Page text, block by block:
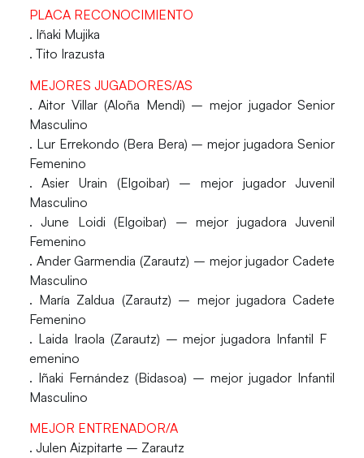
PLACA RECONOCIMIENTO
. Iñaki Mujika
. Tito Irazusta
MEJORES JUGADORES/AS
. Aitor Villar (Aloña Mendi) – mejor jugador Senior
Masculino
. Lur Errekondo (Bera Bera) – mejor jugadora Senior
Femenino
. Asier Urain (Elgoibar) – mejor jugador Juvenil
Masculino
. June Loidi (Elgoibar) – mejor jugadora Juvenil
Femenino
. Ander Garmendia (Zarautz) – mejor jugador Cadete
Masculino
. María Zaldua (Zarautz) – mejor jugadora Cadete
Femenino
. Laida Iraola (Zarautz) – mejor jugadora Infantil F
emenino
. Iñaki Fernández (Bidasoa) – mejor jugador Infantil
Masculino
MEJOR ENTRENADOR/A
. Julen Aizpitarte – Zarautz